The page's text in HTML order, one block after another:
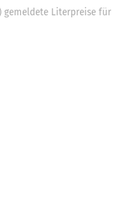
gemeldete Literpreise für